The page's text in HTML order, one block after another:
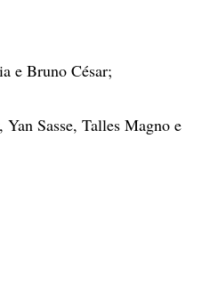
e Bruno César;
Sasse, Talles Magno e